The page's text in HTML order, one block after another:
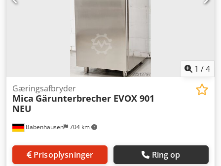
1 /4
Babenhausen 704 km
Gæringsafbryder
Mica Gärunterbrecher EVOX 901
NEU
Prisoplysninger Ring op